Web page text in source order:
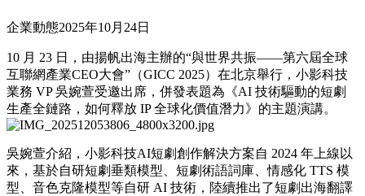
企業動態2025年10月24日
10 月 23 日，由揚帆出海主辦的“與世界共振——第六屆全球
互聯網產業CEO大會”（GICC 2025）在北京舉行，小影科技
業務 VP 吳婉萱受邀出席，併發表題為《AI 技術驅動的短劇
生產全鏈路，如何釋放 IP 全球化價值潛力》的主題演講。
吳婉萱介紹，小影科技AI短劇創作解決方案自 2024 年上線以
來，基於自研短劇垂類模型、短劇術語詞庫、情感化 TTS 模
型、音色克隆模型等自研 AI 技術，陸續推出了短劇出海翻譯